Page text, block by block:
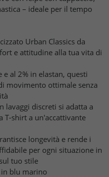
– ideale per il tempo
Urban Classics da
e attitudine alla tua vita di
e al 2% in elastan, questi
movimento ottimale senza
lavaggi discreti si adatta a
T-shirt a un'accattivante
longevità e rende i
per ogni situazione in
tuo stile
in blu marino